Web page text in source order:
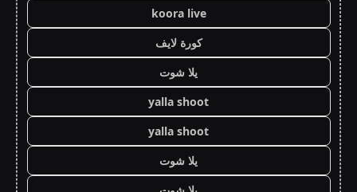
koora live
كورة لايف
يلا شوت
yalla shoot
yalla shoot
يلا شوت